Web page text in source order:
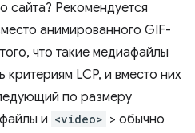
сайта? Рекомендуется
анимированного GIF-
что такие медиафайлы
критериям LCP, и вместо них
по размеру
и <video> > обычно